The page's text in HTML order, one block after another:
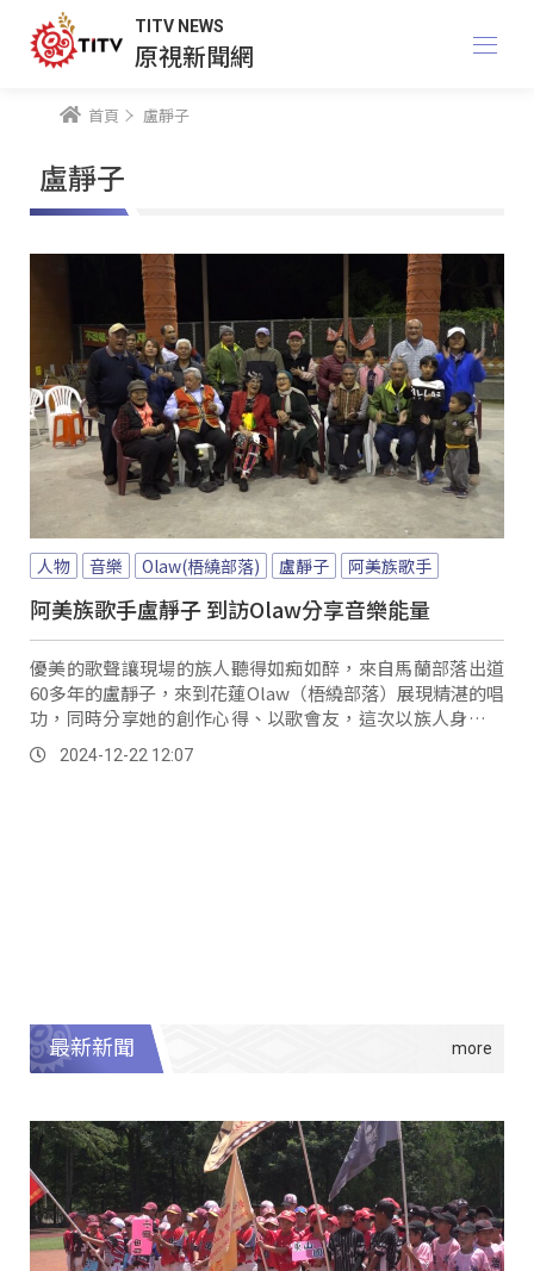
TITV NEWS
原視新聞網
首頁 盧靜子
盧靜子
人物 音樂 Olaw(梧繞部落) 盧靜子 阿美族歌手
阿美族歌手盧靜子 到訪Olaw分享音樂能量
優美的歌聲讓現場的族人聽得如痴如醉，來自馬蘭部落出道
60多年的盧靜子，來到花蓮Olaw（梧繞部落）展現精湛的唱
功，同時分享她的創作心得、以歌會友，這次以族人身分，
輕鬆地來到部落交流也讓她意猶未盡。
2024-12-22 12:07
最新新聞